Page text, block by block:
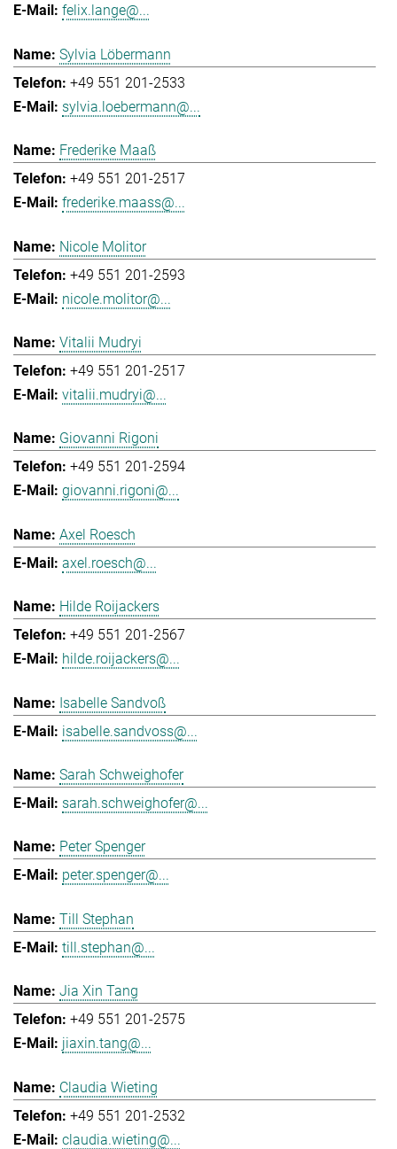
felix.lange@...
Sylvia Löbermann
+49 551 201-2533
sylvia.loebermann@...
Frederike Maaß
+49 551 201-2517
frederike.maass@...
Nicole Molitor
+49 551 201-2593
nicole.molitor@...
Vitalii Mudryi
+49 551 201-2517
vitalii.mudryi@...
Giovanni Rigoni
+49 551 201-2594
giovanni.rigoni@...
Axel Roesch
axel.roesch@...
Hilde Roijackers
+49 551 201-2567
hilde.roijackers@...
Isabelle Sandvoß
isabelle.sandvoss@...
Sarah Schweighofer
sarah.schweighofer@...
Peter Spenger
peter.spenger@...
Till Stephan
till.stephan@...
Jia Xin Tang
+49 551 201-2575
jiaxin.tang@...
Claudia Wieting
+49 551 201-2532
claudia.wieting@...